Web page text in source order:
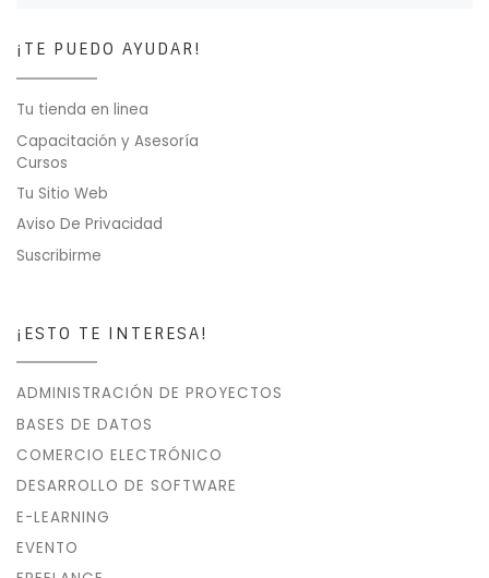
¡TE PUEDO AYUDAR!
Tu tienda en linea
Capacitación y Asesoría
Cursos
Tu Sitio Web
Aviso De Privacidad
Suscribirme
¡ESTO TE INTERESA!
ADMINISTRACIÓN DE PROYECTOS
BASES DE DATOS
COMERCIO ELECTRÓNICO
DESARROLLO DE SOFTWARE
E-LEARNING
EVENTO